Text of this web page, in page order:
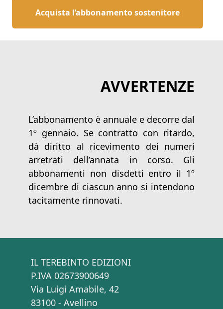
Acquista l’abbonamento sostenitore
AVVERTENZE
L’abbonamento è annuale e decorre dal
1º gennaio. Se contratto con ritardo,
dà diritto al ricevimento dei numeri
arretrati dell’annata in corso. Gli
abbonamenti non disdetti entro il 1º
dicembre di ciascun anno si intendono
tacitamente rinnovati.
IL TEREBINTO EDIZIONI
P.IVA 02673900649
Via Luigi Amabile, 42
83100 - Avellino